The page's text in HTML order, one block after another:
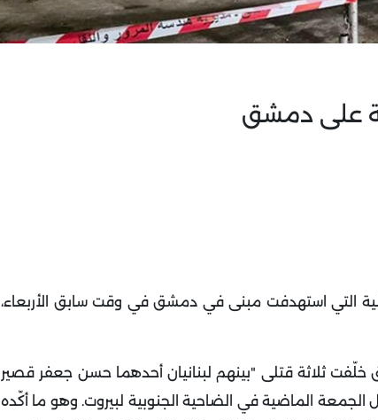
على دمشق
التي استهدفت مبنى في دمشق في وقت سابق الأربعاء،
ثلاثة قتلى "بينهم لبنانيان أحدهما حسن جعفر قصير
الجمعة الماضية في الضاحية الجنوبية لبيروت. وهو ما أكّده